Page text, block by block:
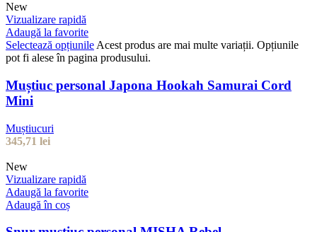
New
Vizualizare rapidă
Adaugă la favorite
Selectează opțiunile Acest produs are mai multe variații. Opțiunile
pot fi alese în pagina produsului.
Muștiuc personal Japona Hookah Samurai Cord
Mini
Muștiucuri
345,71 lei
New
Vizualizare rapidă
Adaugă la favorite
Adaugă în coș